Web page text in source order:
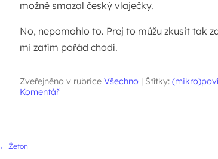
možně smazal český vlaječky.
No, nepomohlo to. Prej to můžu zkusit tak
mi zatím pořád chodí.
Zveřejněno v rubrice Všechno | Štítky:
Komentář
Navigace příspěvků
← Žeton